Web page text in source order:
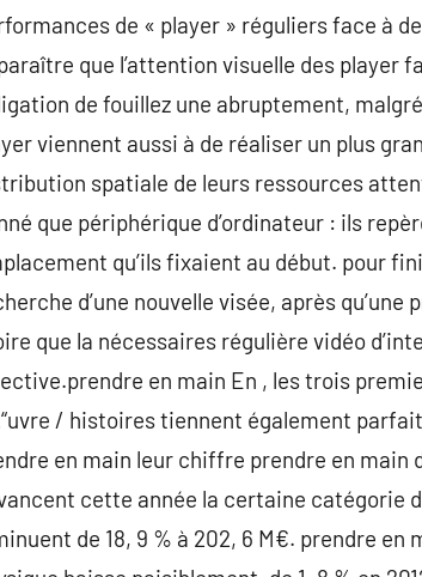
de « player » réguliers face à
que l’attention visuelle des player
de fouillez une abruptement,
viennent aussi à de réaliser un plus
spatiale de leurs ressources
que périphérique d’ordinateur : ils
qu’ils fixaient au début. pour
d’une nouvelle visée, après
que la nécessaires régulière vidéo
en main En , les trois
/ histoires tiennent également
en main leur chiffre prendre en main
cette année la certaine catégorie
de 18, 9 % à 202, 6 M€. prendre